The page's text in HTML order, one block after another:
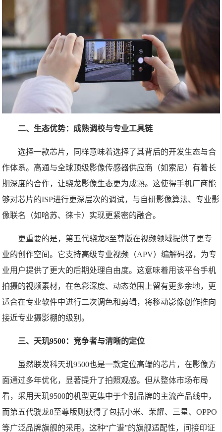
二、生态优势：成熟调校与专业工具链
选择一款芯片，同样意味着选择了其背后的开发生态与合
作体系。高通与全球顶级影像传感器供应商（如索尼）有着长
期深度的合作，让骁龙影像生态更为成熟。这使得手机厂商能
够对芯片的ISP进行更深层次的调试，与自研影像算法、专业影
像联名（如哈苏、徕卡）实现更紧密的融合。
更重要的是，第五代骁龙8至尊版在视频领域提供了更专
业的创作空间。它支持高级专业视频（APV）编解码器，为专
业用户提供了更大的后期处理自由度。这意味着用该平台手机
拍摄的视频素材，在色彩深度、动态范围上留有更多余地，更
适合在专业软件中进行二次调色和剪辑，将移动影像创作推向
接近专业摄影棚的级别。
三、天玑9500：竞争者与清晰的定位
虽然联发科天玑9500也是一款定位高端的芯片，在影像方
面通过多年优化，显著提升了拍照观感。但从整体市场布局
看，采用天玑9500的机型更集中于个别品牌的主流产品线中，
而第五代骁龙8至尊版则获得了包括小米、荣耀、三星、OPPO
等广泛品牌旗舰的采用。这种“广谱”的旗舰适配性，间接印证